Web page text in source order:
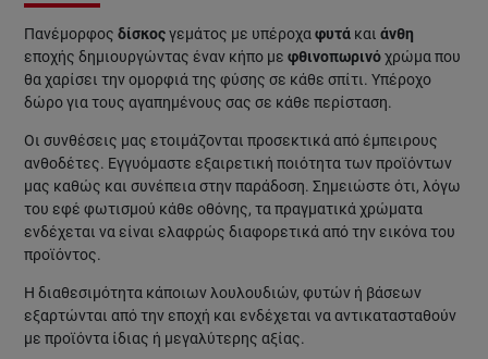
Πανέμορφος δίσκοςγεμάτος με υπέροχα φυτά και άνθη
εποχής δημιουργώντας έναν κήπο με φθινοπωρινόχρώμα που
θα χαρίσει την ομορφιά της φύσης σε κάθε σπίτι. Υπέροχο
δώρο για τους αγαπημένους σας σε κάθε περίσταση.
Οι συνθέσεις μας ετοιμάζονται προσεκτικά από έμπειρους
ανθοδέτες. Εγγυόμαστε εξαιρετική ποιότητα των προϊόντων
μας καθώς και συνέπεια στην παράδοση. Σημειώστε ότι, λόγω
του εφέ φωτισμού κάθε οθόνης, τα πραγματικά χρώματα
ενδέχεται να είναι ελαφρώς διαφορετικά από την εικόνα του
προϊόντος.
Η διαθεσιμότητα κάποιων λουλουδιών, φυτών ή βάσεων
εξαρτώνται από την εποχή και ενδέχεται να αντικατασταθούν
με προϊόντα ίδιας ή μεγαλύτερης αξίας.